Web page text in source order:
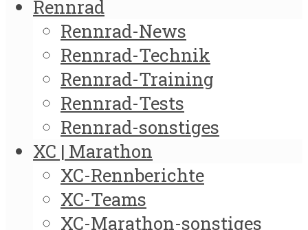
Rennrad
Rennrad-News
Rennrad-Technik
Rennrad-Training
Rennrad-Tests
Rennrad-sonstiges
XC | Marathon
XC-Rennberichte
XC-Teams
XC-Marathon-sonstiges